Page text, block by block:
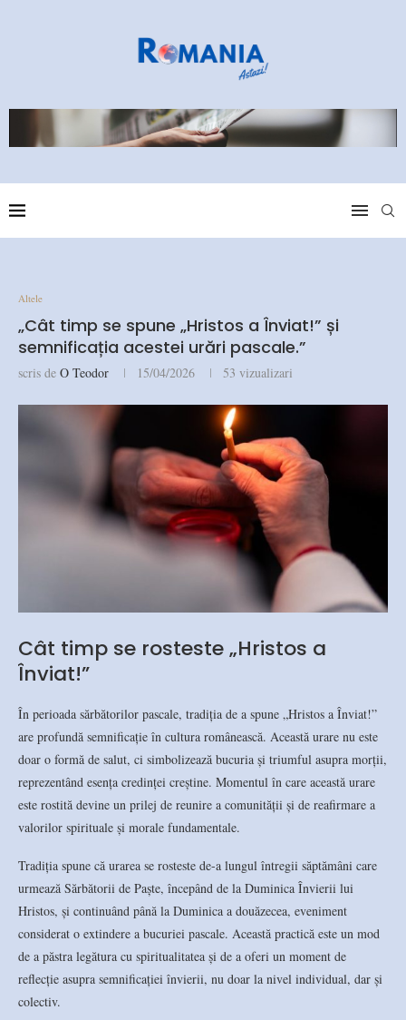
Altele
„Cât timp se spune „Hristos a Înviat!” și
semnificația acestei urări pascale.”
scris de O Teodor 15/04/2026 53 vizualizari
Cât timp se rosteste „Hristos a
Înviat!”
În perioada sărbătorilor pascale, tradiția de a spune „Hristos a Înviat!”
are profundă semnificație în cultura românească. Această urare nu este
doar o formă de salut, ci simbolizează bucuria și triumful asupra morții,
reprezentând esența credinței creștine. Momentul în care această urare
este rostită devine un prilej de reunire a comunității și de reafirmare a
valorilor spirituale și morale fundamentale.
Tradiția spune că urarea se rosteste de-a lungul întregii săptămâni care
urmează Sărbătorii de Paște, începând de la Duminica Învierii lui
Hristos, și continuând până la Duminica a douăzecea, eveniment
considerat o extindere a bucuriei pascale. Această practică este un mod
de a păstra legătura cu spiritualitatea și de a oferi un moment de
reflecție asupra semnificației învierii, nu doar la nivel individual, dar și
colectiv.